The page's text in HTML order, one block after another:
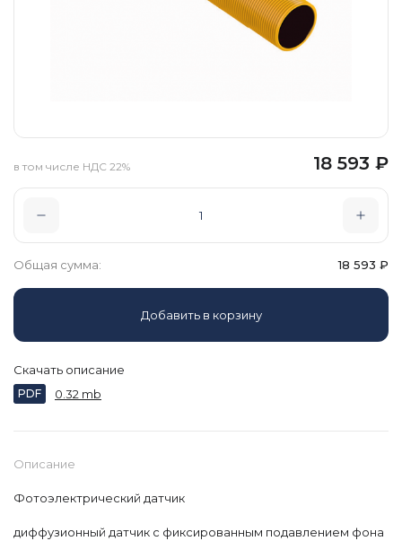
Описание
Фотоэлектрический датчик
диффузионный датчик с фиксированным подавлением фона
18 593 ₽
в том числе НДС 22%
Общая сумма: 18 593 ₽
Добавить в корзину
Скачать описание
PDF 0.32 mb